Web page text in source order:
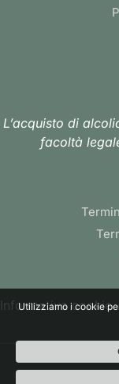
L’acquisto di
facoltà
Informativa cookie
Utilizziamo i cookie